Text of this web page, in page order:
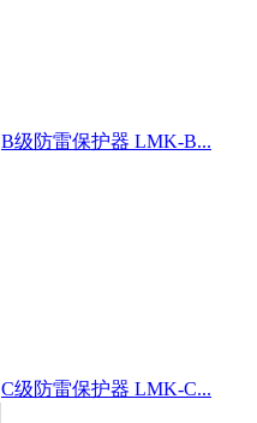
B级防雷保护器 LMK-B...
C级防雷保护器 LMK-C...